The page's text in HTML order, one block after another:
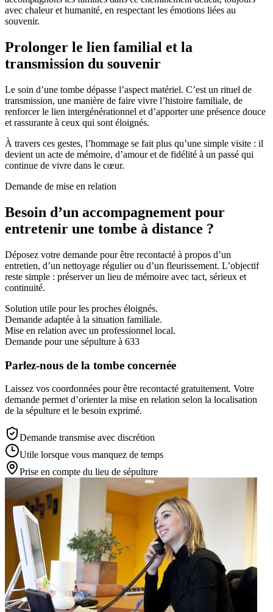
avec chaleur et humanité, en respectant les émotions liées au
souvenir.
Prolonger le lien familial et la
transmission du souvenir
Le soin d’une tombe dépasse l’aspect matériel. C’est un rituel de
transmission, une manière de faire vivre l’histoire familiale, de
renforcer le lien intergénérationnel et d’apporter une présence douce
et rassurante à ceux qui sont éloignés.
À travers ces gestes, l’hommage se fait plus qu’une simple visite : il
devient un acte de mémoire, d’amour et de fidélité à un passé qui
continue de vivre dans le cœur.
Demande de mise en relation
Besoin d’un accompagnement pour
entretenir une tombe à distance ?
Déposez votre demande pour être recontacté à propos d’un
entretien, d’un nettoyage régulier ou d’un fleurissement. L’objectif
reste simple : préserver un lieu de mémoire avec tact, sérieux et
continuité.
Solution utile pour les proches éloignés.
Demande adaptée à la situation familiale.
Mise en relation avec un professionnel local.
Demande pour une sépulture à 633
Parlez-nous de la tombe concernée
Laissez vos coordonnées pour être recontacté gratuitement. Votre
demande permet d’orienter la mise en relation selon la localisation
de la sépulture et le besoin exprimé.
Demande transmise avec discrétion
Utile lorsque vous manquez de temps
Prise en compte du lieu de sépulture